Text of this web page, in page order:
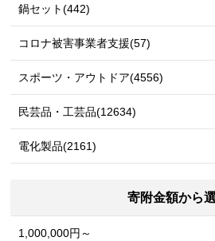
鍋セット(442)
コロナ被害事業者支援(57)
スポーツ・アウトドア(4556)
民芸品・工芸品(12634)
電化製品(2161)
寄附金額から
1,000,000円～